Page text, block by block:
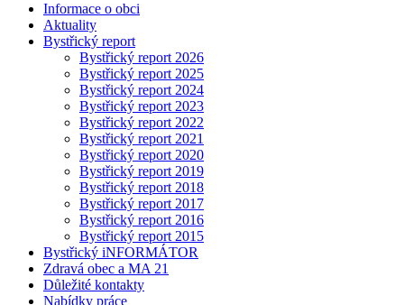
Informace o obci
Aktuality
Bystřický report
Bystřický report 2026
Bystřický report 2025
Bystřický report 2024
Bystřický report 2023
Bystřický report 2022
Bystřický report 2021
Bystřický report 2020
Bystřický report 2019
Bystřický report 2018
Bystřický report 2017
Bystřický report 2016
Bystřický report 2015
Bystřický iNFORMÁTOR
Zdravá obec a MA 21
Důležité kontakty
Nabídky práce